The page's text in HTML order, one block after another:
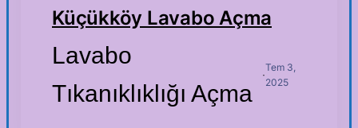
Küçükköy Lavabo Açma
Lavabo
Tıkanıklıklığı Açma
·
Tem 3,
2025